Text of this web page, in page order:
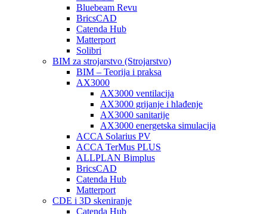
Bluebeam Revu
BricsCAD
Catenda Hub
Matterport
Solibri
BIM za strojarstvo (Strojarstvo)
BIM – Teorija i praksa
AX3000
AX3000 ventilacija
AX3000 grijanje i hlađenje
AX3000 sanitarije
AX3000 energetska simulacija
ACCA Solarius PV
ACCA TerMus PLUS
ALLPLAN Bimplus
BricsCAD
Catenda Hub
Matterport
CDE i 3D skeniranje
Catenda Hub